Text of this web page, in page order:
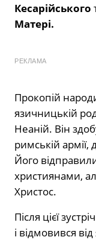
Кесарійського
Матері.
РЕКЛАМА
Прокопій
язичницькій
Неаній. Він
римській
Його
християнами,
Христос.
Після цієї
і відмовився